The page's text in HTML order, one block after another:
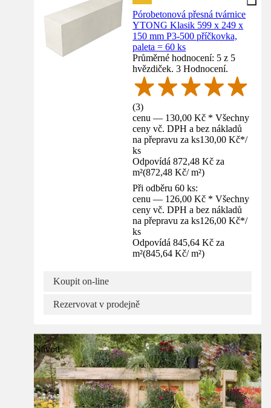
Pórobetonová přesná tvárnice
YTONG Klasik 599 x 249 x
150 mm P3-500 příčkovka,
paleta = 60 ks
Průměrné hodnocení: 5 z 5
hvězdiček. 3 Hodnocení.
(3)
cenu — 130,00 Kč * Všechny
ceny vč. DPH a bez nákladů
na přepravu za ks130,00 Kč*/
ks
Odpovídá 872,48 Kč za
m²(872,48 Kč/ m²)
Při odběru 60 ks:
cenu — 126,00 Kč * Všechny
ceny vč. DPH a bez nákladů
na přepravu za ks126,00 Kč*/
ks
Odpovídá 845,64 Kč za
m²(845,64 Kč/ m²)
Koupit on-line
Rezervovat v prodejně
Návod